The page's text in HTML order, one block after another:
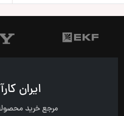
ایران
مرجع خرید